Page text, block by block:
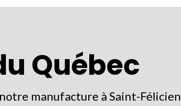
Québec
manufacture à Saint-Félicien